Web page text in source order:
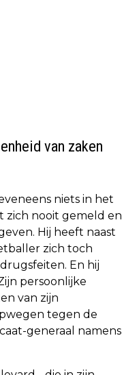
van zaken
niets in het
zich nooit gemeld en
Hij heeft naast
zich toch
En hij
persoonlijke
van zijn
tegen de
generaal namens